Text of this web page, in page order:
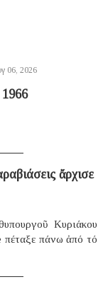
06, 2026
ἄρχισε
Κυριάκου
πέταξε πάνω ἀπό τό